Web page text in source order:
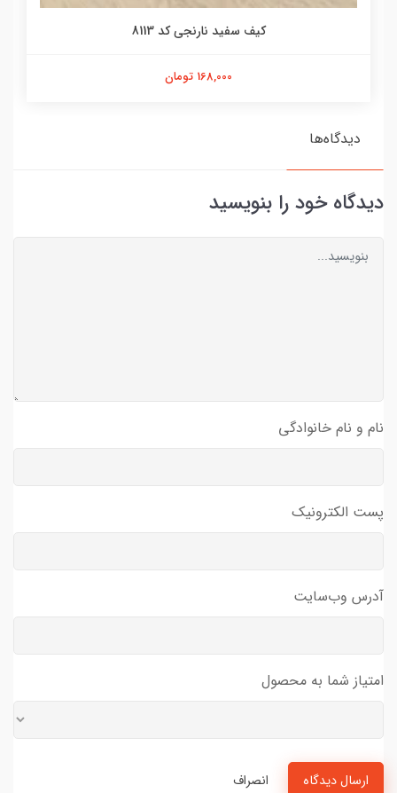
کیف سفید نارنجی کد 8113
168,000 تومان
دیدگاه‌ها
دیدگاه خود را بنویسید
نام و نام خانوادگی
پست الکترونیک
آدرس وب‌سایت
امتیاز شما به محصول
ارسال دیدگاه انصراف